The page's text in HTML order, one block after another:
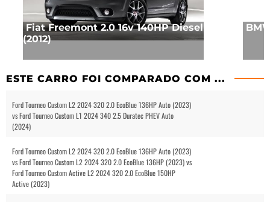
Fiat Freemont 2.0 16v 140HP Diesel
(2012)
ESTE CARRO FOI COMPARADO COM ...
Ford Tourneo Custom L2 2024 320 2.0 EcoBlue 136HP Auto (2023)
vs Ford Tourneo Custom L1 2024 340 2.5 Duratec PHEV Auto
(2024)
Ford Tourneo Custom L2 2024 320 2.0 EcoBlue 136HP Auto (2023)
vs Ford Tourneo Custom L2 2024 320 2.0 EcoBlue 136HP (2023) vs
Ford Tourneo Custom Active L2 2024 320 2.0 EcoBlue 150HP
Active (2023)